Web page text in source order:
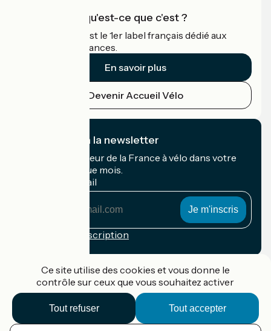
Accueil Vélo qu'est-ce que c'est ?
Accueil Vélo c'est le 1er label français dédié aux
cyclistes en vacances.
En savoir plus
Devenir Accueil Vélo
Je m'abonne à la newsletter
Recevez le meilleur de la France à vélo dans votre
boîte mail chaque mois.
Mon adresse mail
Conditions d'inscription
Accueil Vélo Pro
Contact
Ce site utilise des cookies et vous donne le
contrôle sur ceux que vous souhaitez activer
Tout accepter
Tout refuser